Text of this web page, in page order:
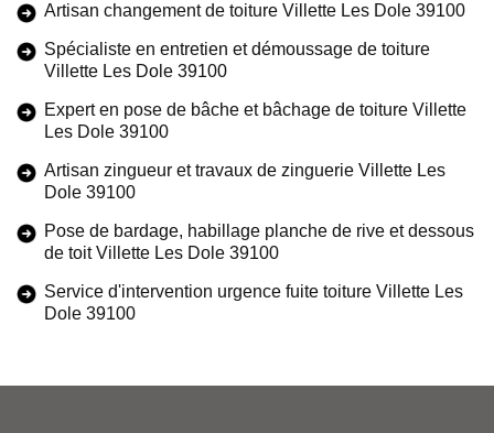
Artisan changement de toiture Villette Les Dole 39100
Spécialiste en entretien et démoussage de toiture
Villette Les Dole 39100
Expert en pose de bâche et bâchage de toiture Villette
Les Dole 39100
Artisan zingueur et travaux de zinguerie Villette Les
Dole 39100
Pose de bardage, habillage planche de rive et dessous
de toit Villette Les Dole 39100
Service d'intervention urgence fuite toiture Villette Les
Dole 39100